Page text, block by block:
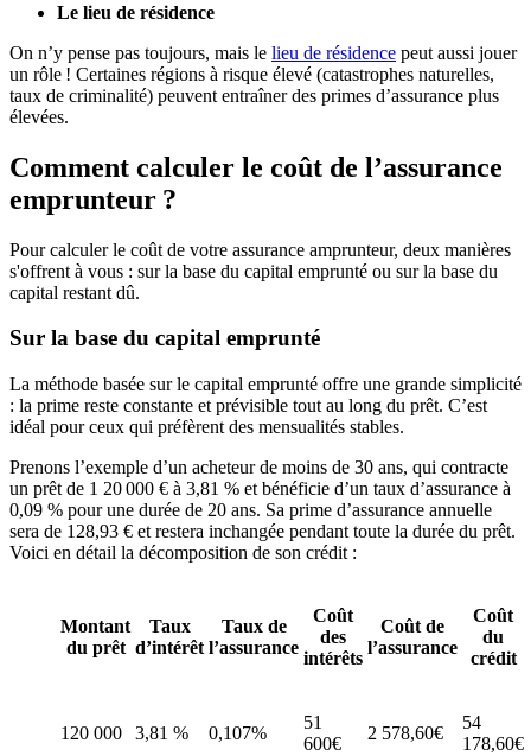
Le lieu de résidence
On n’y pense pas toujours, mais le lieu de résidence peut aussi jouer
un rôle ! Certaines régions à risque élevé (catastrophes naturelles,
taux de criminalité) peuvent entraîner des primes d’assurance plus
élevées.
Comment calculer le coût de l’assurance
emprunteur ?
Pour calculer le coût de votre assurance amprunteur, deux manières
s'offrent à vous : sur la base du capital emprunté ou sur la base du
capital restant dû.
Sur la base du capital emprunté
La méthode basée sur le capital emprunté offre une grande simplicité
: la prime reste constante et prévisible tout au long du prêt. C’est
idéal pour ceux qui préfèrent des mensualités stables.
Prenons l’exemple d’un acheteur de moins de 30 ans, qui contracte
un prêt de 1 20 000 € à 3,81 % et bénéficie d’un taux d’assurance à
0,09 % pour une durée de 20 ans. Sa prime d’assurance annuelle
sera de 128,93 € et restera inchangée pendant toute la durée du prêt.
Voici en détail la décomposition de son crédit :
Montant
du prêt
Taux
d’intérêt
Taux de
l’assurance
Coût
des
intérêts
Coût de
l’assurance
Coût
du
crédit
120 000 3,81 % 0,107%
51
600€
2 578,60€
54
178,60€